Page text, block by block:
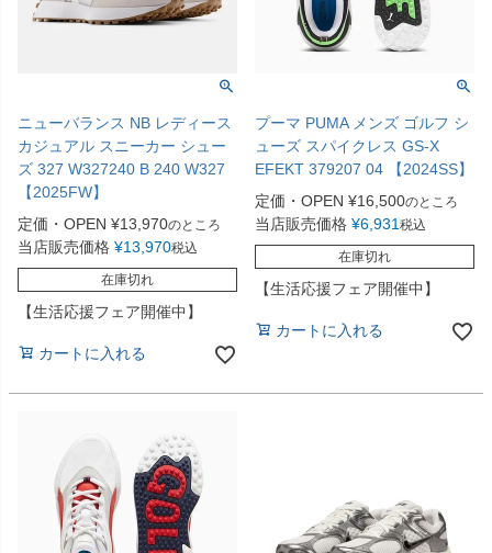
ニューバランス NB レディース
カジュアル スニーカー シュー
ズ 327 W327240 B 240 W327
【2025FW】
定価・OPEN ¥13,970のところ
当店販売価格 ¥13,970税込
在庫切れ
【生活応援フェア開催中】
カートに入れる
プーマ PUMA メンズ ゴルフ シ
ューズ スパイクレス GS-X
EFEKT 379207 04 【2024SS】
定価・OPEN ¥16,500のところ
当店販売価格 ¥6,931 税込
在庫切れ
【生活応援フェア開催中】
カートに入れる